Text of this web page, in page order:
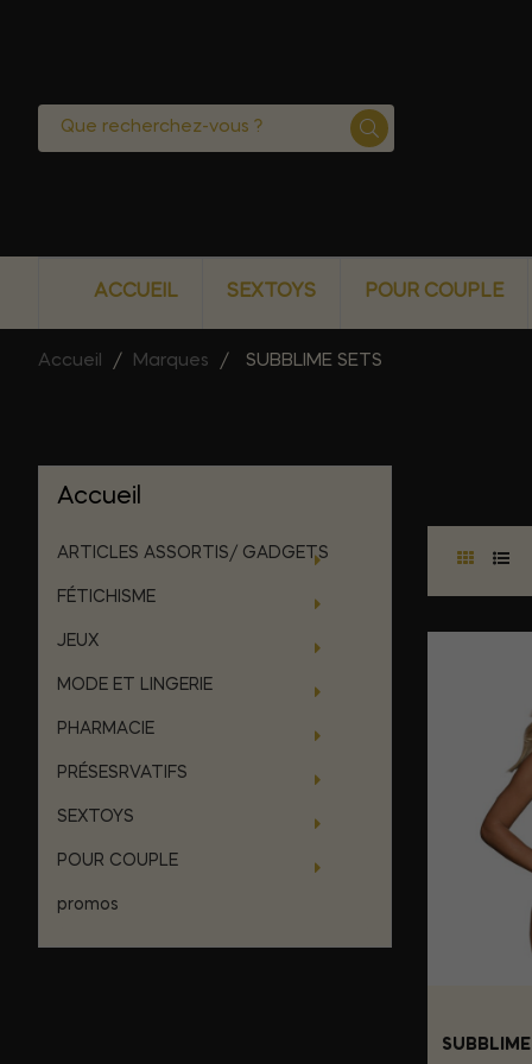
ACCUEIL SEXTOYS POUR COUPLE
Accueil Marques SUBBLIME SETS
Accueil
ARTICLES ASSORTIS/ GADGETS
FÉTICHISME
JEUX
MODE ET LINGERIE
PHARMACIE
PRÉSESRVATIFS
SEXTOYS
POUR COUPLE
promos